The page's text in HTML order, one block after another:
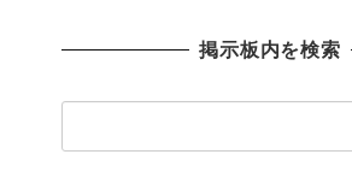
掲示板内を検索
索